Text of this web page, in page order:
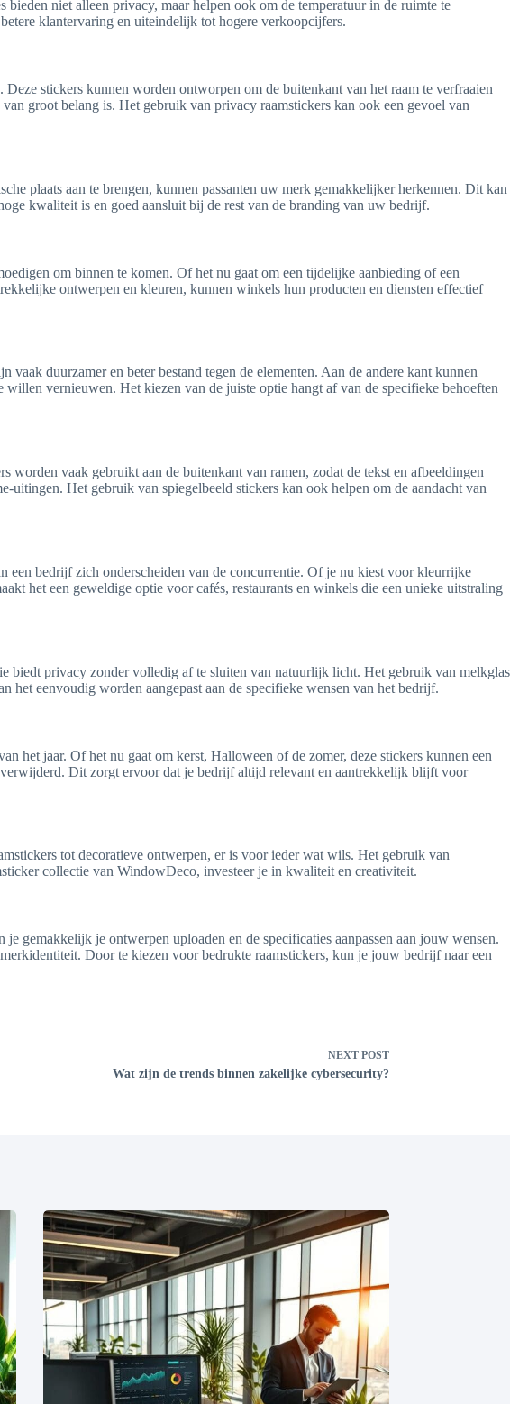
niet alleen privacy, maar helpen ook om de temperatuur in de ruimte te
klantervaring en uiteindelijk tot hogere verkoopcijfers.
stickers kunnen worden ontworpen om de buitenkant van het raam te verfraaien
groot belang is. Het gebruik van privacy raamstickers kan ook een gevoel van
plaats aan te brengen, kunnen passanten uw merk gemakkelijker herkennen. Dit kan
kwaliteit is en goed aansluit bij de rest van de branding van uw bedrijf.
om binnen te komen. Of het nu gaat om een tijdelijke aanbieding of een
ontwerpen en kleuren, kunnen winkels hun producten en diensten effectief
duurzamer en beter bestand tegen de elementen. Aan de andere kant kunnen
vernieuwen. Het kiezen van de juiste optie hangt af van de specifieke behoeften
vaak gebruikt aan de buitenkant van ramen, zodat de tekst en afbeeldingen
Het gebruik van spiegelbeeld stickers kan ook helpen om de aandacht van
een bedrijf zich onderscheiden van de concurrentie. Of je nu kiest voor kleurrijke
het een geweldige optie voor cafés, restaurants en winkels die een unieke uitstraling
biedt privacy zonder volledig af te sluiten van natuurlijk licht. Het gebruik van melkglas
eenvoudig worden aangepast aan de specifieke wensen van het bedrijf.
het jaar. Of het nu gaat om kerst, Halloween of de zomer, deze stickers kunnen een
Dit zorgt ervoor dat je bedrijf altijd relevant en aantrekkelijk blijft voor
tot decoratieve ontwerpen, er is voor ieder wat wils. Het gebruik van
collectie van WindowDeco, investeer je in kwaliteit en creativiteit.
gemakkelijk je ontwerpen uploaden en de specificaties aanpassen aan jouw wensen.
Door te kiezen voor bedrukte raamstickers, kun je jouw bedrijf naar een
NEXT POST
Wat zijn de trends binnen zakelijke cybersecurity?